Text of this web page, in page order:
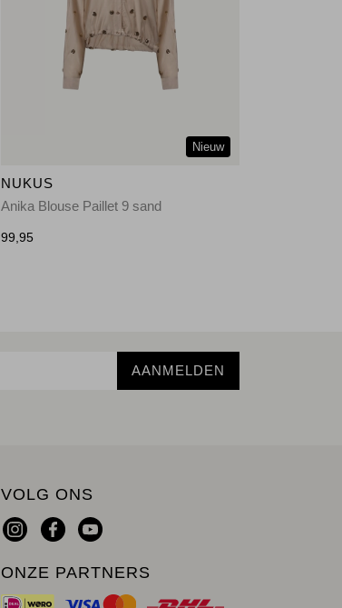
Nieuw
NUKUS
Anika Blouse Paillet 9 sand
99,95
AANMELDEN
VOLG ONS
ONZE PARTNERS